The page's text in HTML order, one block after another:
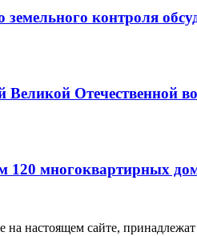
контроля
Отечественной
120 многоквартирных
на настоящем сайте,